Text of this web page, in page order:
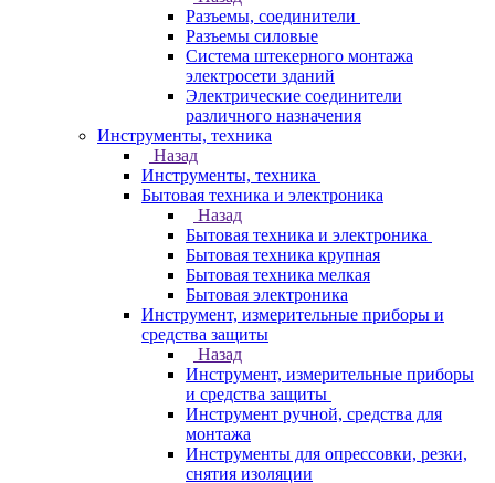
Разъемы, соединители
Разъемы силовые
Система штекерного монтажа
электросети зданий
Электрические соединители
различного назначения
Инструменты, техника
Назад
Инструменты, техника
Бытовая техника и электроника
Назад
Бытовая техника и электроника
Бытовая техника крупная
Бытовая техника мелкая
Бытовая электроника
Инструмент, измерительные приборы и
средства защиты
Назад
Инструмент, измерительные приборы
и средства защиты
Инструмент ручной, средства для
монтажа
Инструменты для опрессовки, резки,
снятия изоляции